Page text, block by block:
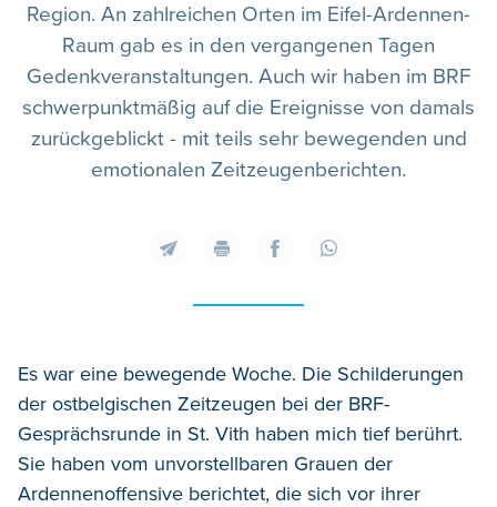
Region. An zahlreichen Orten im Eifel-Ardennen-
Raum gab es in den vergangenen Tagen
Gedenkveranstaltungen. Auch wir haben im BRF
schwerpunktmäßig auf die Ereignisse von damals
zurückgeblickt - mit teils sehr bewegenden und
emotionalen Zeitzeugenberichten.
Es war eine bewegende Woche. Die Schilderungen
der ostbelgischen Zeitzeugen bei der BRF-
Gesprächsrunde in St. Vith haben mich tief berührt.
Sie haben vom unvorstellbaren Grauen der
Ardennenoffensive berichtet, die sich vor ihrer